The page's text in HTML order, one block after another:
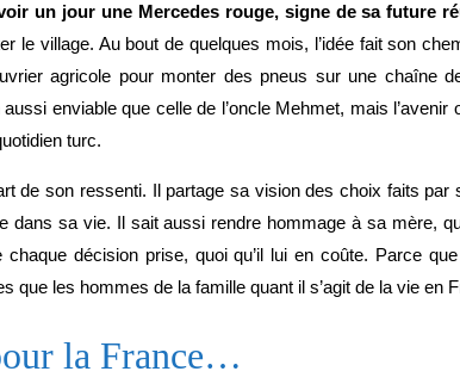
un jour une Mercedes rouge, signe de sa future
le village. Au bout de quelques mois, l’idée fait son
agricole pour monter des pneus sur une chaîne
enviable que celle de l’oncle Mehmet, mais l’avenir
turc.
de son ressenti. Il partage sa vision des choix faits par
dans sa vie. Il sait aussi rendre hommage à sa mère,
décision prise, quoi qu’il lui en coûte. Parce
que les hommes de la famille quant il s’agit de la vie en
la France…